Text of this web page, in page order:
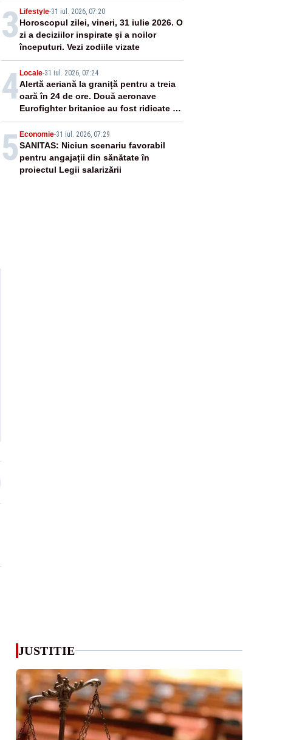
3 Lifestyle-31 iul. 2026, 07:20
Horoscopul zilei, vineri, 31 iulie 2026. O
zi a deciziilor inspirate și a noilor
începuturi. Vezi zodiile vizate
4Locale-31 iul. 2026, 07:24
Alertă aeriană la graniță pentru a treia
oară în 24 de ore. Două aeronave
Eurofighter britanice au fost ridicate de
la sol
5 Economie-31 iul. 2026, 07:29
SANITAS: Niciun scenariu favorabil
pentru angajații din sănătate în
proiectul Legii salarizării
JUSTITIE